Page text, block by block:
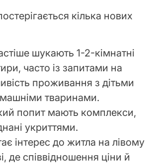
кілька нових
шукають 1-2-кімнатні
часто із запитами на
проживання з дітьми
тваринами.
попит мають комплекси,
укриттями.
інтерес до житла на лівому
де співвідношення ціни й